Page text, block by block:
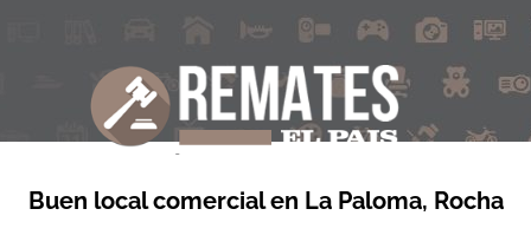
Buen local comercial en La Paloma, Rocha